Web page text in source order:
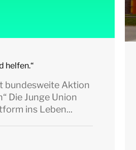
helfen.“
bundesweite Aktion
Die Junge Union
ins Leben...